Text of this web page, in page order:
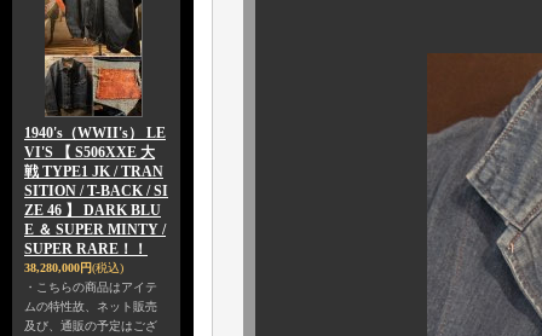
1940's（WWII's） LE
VI'S 【 S506XXE 大
戦 TYPE1 JK / TRAN
SITION / T-BACK / SI
ZE 46 】 DARK BLU
E ＆ SUPER MINTY /
SUPER RARE！！
38,280,000円(税込)
・こちらの商品はアイテ
ムの特性故、ネット販売
及び、通販の予定はござ